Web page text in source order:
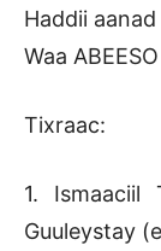
Haddii
Waa
Tixraac:
1. Ismaaciil
Guuleystay